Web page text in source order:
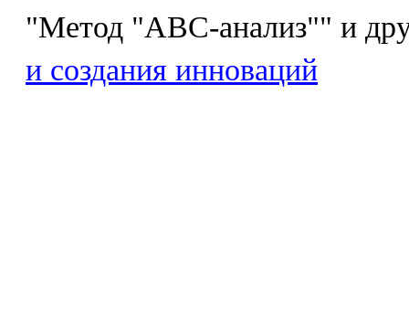
"Метод "ABC-анализ"" и
и создания инноваций